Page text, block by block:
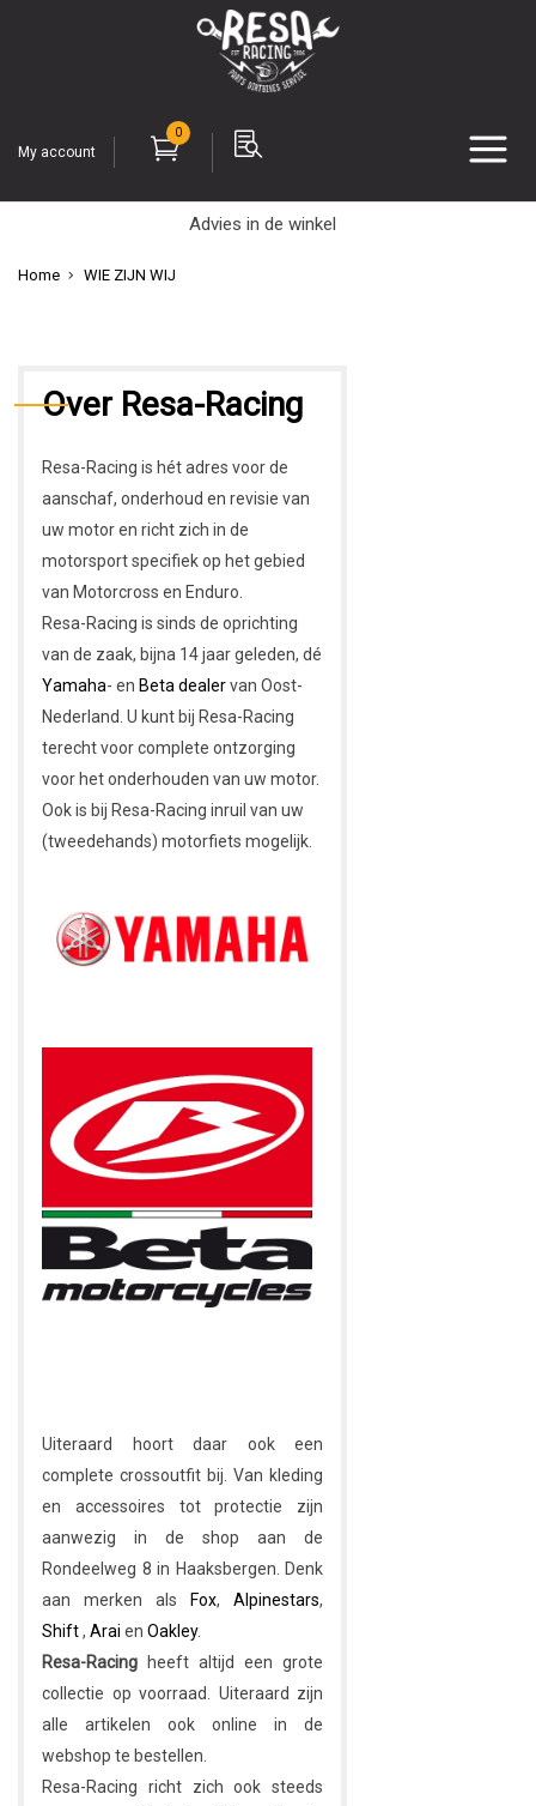
My account
0
Advies in de winkel
Home WIE ZIJN WIJ
Over Resa-Racing
Resa-Racing is hét adres voor de
aanschaf, onderhoud en revisie van
uw motor en richt zich in de
motorsport specifiek op het gebied
van Motorcross en Enduro.
Resa-Racing is sinds de oprichting
van de zaak, bijna 14 jaar geleden, dé
Yamaha- en Beta dealervan Oost-
Nederland. U kunt bij Resa-Racing
terecht voor complete ontzorging
voor het onderhouden van uw motor.
Ook is bij Resa-Racing inruil van uw
(tweedehands) motorfiets mogelijk.
Uiteraard hoort daar ook een
complete crossoutfit bij. Van kleding
en accessoires tot protectie zijn
aanwezig in de shop aan de
Rondeelweg 8 in Haaksbergen. Denk
aan merken als
Fox, Alpinestars,
Shift, Arai en Oakley.
Resa-Racing heeft altijd een grote
collectie op voorraad. Uiteraard zijn
alle artikelen ook online in de
webshop te bestellen.
Resa-Racing richt zich ook steeds